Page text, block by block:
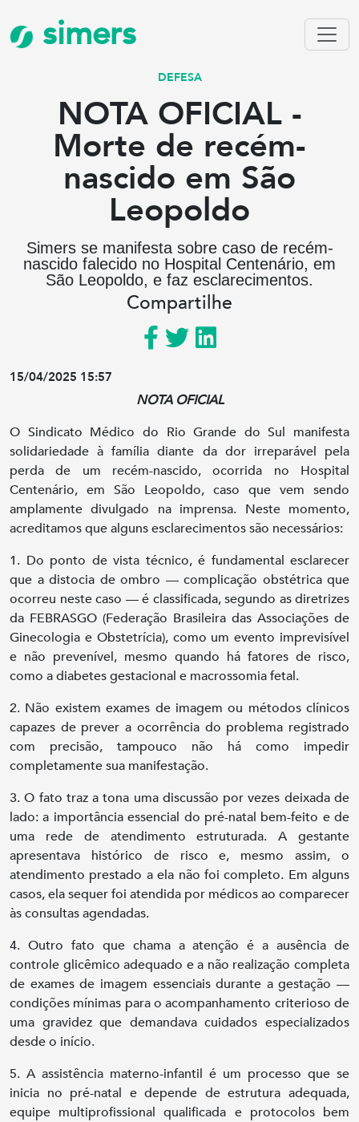
simers
DEFESA
NOTA OFICIAL -
Morte de recém-
nascido em São
Leopoldo
Simers se manifesta sobre caso de recém-
nascido falecido no Hospital Centenário, em
São Leopoldo, e faz esclarecimentos.
Compartilhe
15/04/2025 15:57
NOTA OFICIAL
O Sindicato Médico do Rio Grande do Sul manifesta
solidariedade à família diante da dor irreparável pela
perda de um recém-nascido, ocorrida no Hospital
Centenário, em São Leopoldo, caso que vem sendo
amplamente divulgado na imprensa. Neste momento,
acreditamos que alguns esclarecimentos são necessários:
1. Do ponto de vista técnico, é fundamental esclarecer
que a distocia de ombro — complicação obstétrica que
ocorreu neste caso — é classificada, segundo as diretrizes
da FEBRASGO (Federação Brasileira das Associações de
Ginecologia e Obstetrícia), como um evento imprevisível
e não prevenível, mesmo quando há fatores de risco,
como a diabetes gestacional e macrossomia fetal.
2. Não existem exames de imagem ou métodos clínicos
capazes de prever a ocorrência do problema registrado
com precisão, tampouco não há como impedir
completamente sua manifestação.
3. O fato traz a tona uma discussão por vezes deixada de
lado: a importância essencial do pré-natal bem-feito e de
uma rede de atendimento estruturada. A gestante
apresentava histórico de risco e, mesmo assim, o
atendimento prestado a ela não foi completo. Em alguns
casos, ela sequer foi atendida por médicos ao comparecer
às consultas agendadas.
4. Outro fato que chama a atenção é a ausência de
controle glicêmico adequado e a não realização completa
de exames de imagem essenciais durante a gestação —
condições mínimas para o acompanhamento criterioso de
uma gravidez que demandava cuidados especializados
desde o início.
5. A assistência materno-infantil é um processo que se
inicia no pré-natal e depende de estrutura adequada,
equipe multiprofissional qualificada e protocolos bem